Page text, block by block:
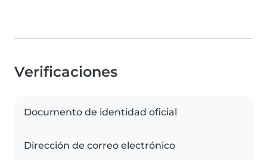
Verificaciones
Documento de identidad oficial
Dirección de correo electrónico